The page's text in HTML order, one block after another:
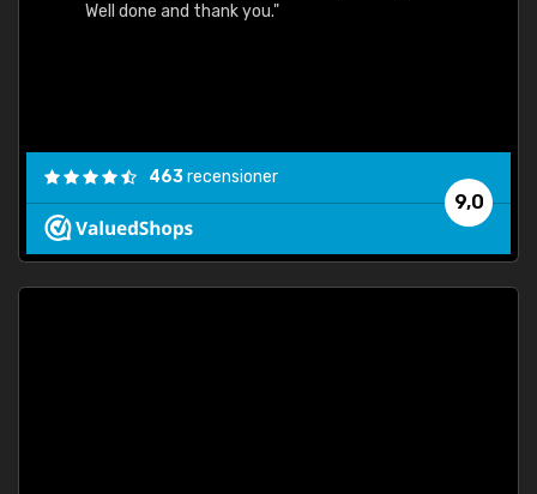
Well done and thank you."
9,0
463recensioner